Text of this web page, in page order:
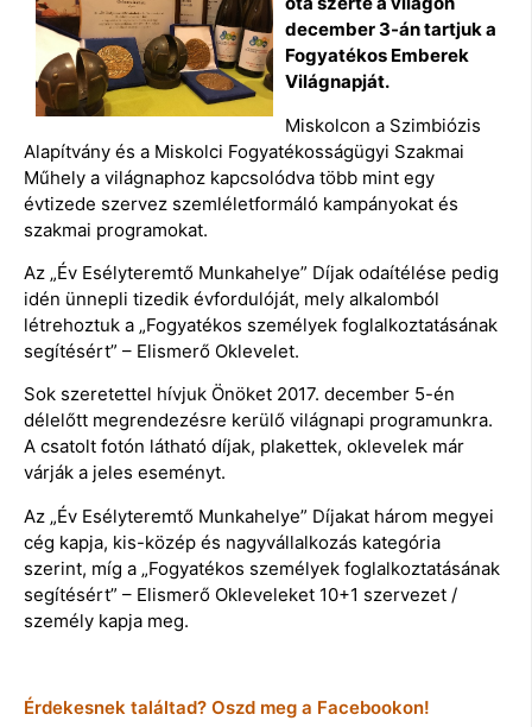
december 3-án tartjuk a
Fogyatékos Emberek
Világnapját.
Miskolcon a Szimbiózis
Alapítvány és a Miskolci Fogyatékosságügyi Szakmai
Műhely a világnaphoz kapcsolódva több mint egy
évtizede szervez szemléletformáló kampányokat és
szakmai programokat.
Az „Év Esélyteremtő Munkahelye” Díjak odaítélése pedig
idén ünnepli tizedik évfordulóját, mely alkalomból
létrehoztuk a „Fogyatékos személyek foglalkoztatásának
segítésért” – Elismerő Oklevelet.
Sok szeretettel hívjuk Önöket 2017. december 5-én
délelőtt megrendezésre kerülő világnapi programunkra.
A csatolt fotón látható díjak, plakettek, oklevelek már
várják a jeles eseményt.
Az „Év Esélyteremtő Munkahelye” Díjakat három megyei
cég kapja, kis-közép és nagyvállalkozás kategória
szerint, míg a „Fogyatékos személyek foglalkoztatásának
segítésért” – Elismerő Okleveleket 10+1 szervezet /
személy kapja meg.
Érdekesnek találtad? Oszd meg a Facebookon!